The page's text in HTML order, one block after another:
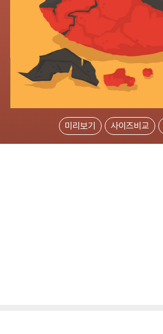
미리보기 사이즈비교